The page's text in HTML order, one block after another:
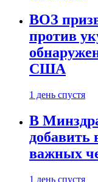
ВОЗ
против
США
1 день спустя
В
добавить
важных
1 день спустя